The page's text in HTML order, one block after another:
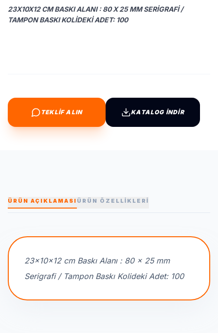
23X10X12 CM BASKI ALANI : 80 X 25 MM SERIGRAFI /
TAMPON BASKI KOLIDEKI ADET: 100
TEKLİF ALIN KATALOG İNDİR
ÜRÜN AÇIKLAMASI ÜRÜN ÖZELLİKLERİ
23x10x12 cm Baskı Alanı : 80 x 25 mm
Serigrafi / Tampon Baskı Kolideki Adet: 100